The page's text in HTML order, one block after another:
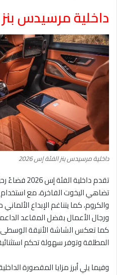
داخلية مرسيدس بنز
داخلية مرسيدس بنز الفئة إس 2026
تقدم داخلية
تضاهي اليخوت الفاخرة، مع
والكروم، كما يتناغم الإبداع
ورجال الأعمال بفضل المقاعد
كما تعكس الشاشة الأنيقة الوسطى
المطلقة وتوفر سهولة تحكم
وفيما يلي أبرز مزايا المقصورة